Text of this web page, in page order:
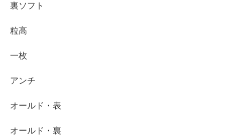
裏ソフト
粒高
一枚
アンチ
オールド・表
オールド・裏